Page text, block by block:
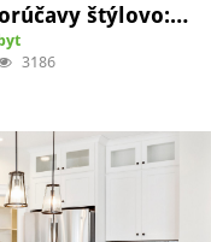
štýlovo:…
3186